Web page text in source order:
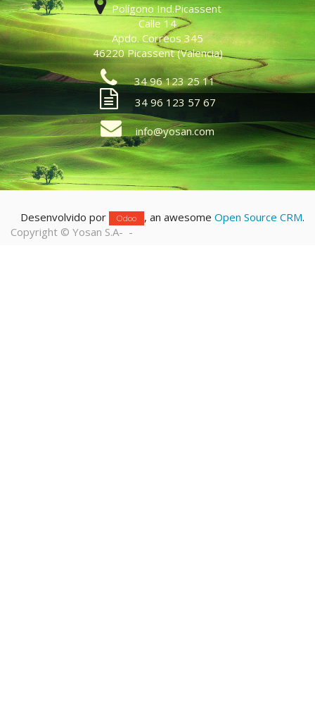
Polígono Ind.Picassent
Calle 14
Apdo. Correos 345
46220 Picassent (Valencia)
34 96 123 25 11
34 96 123 57 67
info@yosan.com
Desenvolvido por Odoo , an awesome Open Source CRM.
Copyright © Yosan S.A- -